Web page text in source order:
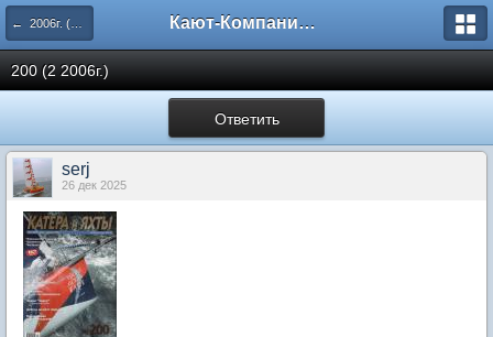
← 2006г. (199-204 номера) Кают-Компания "Катера и Яхты"
200 (2 2006г.)
Ответить
serj
26 дек 2025